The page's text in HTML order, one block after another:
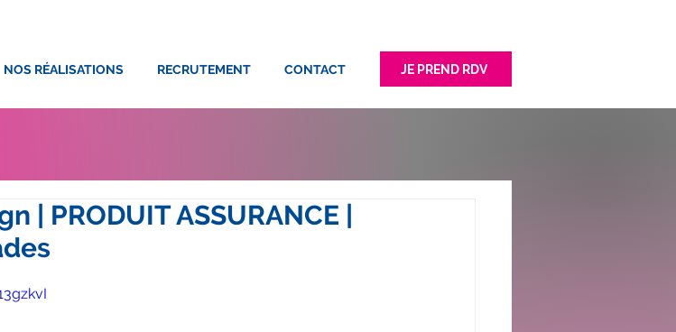
JE PREND RDV
| PRODUIT ASSURANCE |
NOS RÉALISATIONS RECRUTEMENT CONTACT